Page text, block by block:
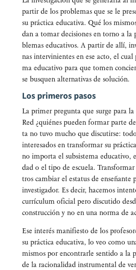
par­tir de los pro­ble­mas que se le
su prác­ti­ca edu­ca­ti­va. Qué los
dan a tomar deci­sio­nes en torno a
ble­mas edu­ca­ti­vos. A par­tir de allí,
nas inter­vi­nien­tes en ese acto, el
ma edu­ca­ti­vo para que tomen
se bus­quen alter­na­ti­vas de solución.
Los primeros pasos
La pri­mer pre­gun­ta que sur­ge para
Red ¿quié­nes pue­den for­mar par­te
ta no tuvo mucho que dis­cu­tir­se:
intere­sa­dos en trans­for­mar su
no impor­ta el sub­sis­te­ma
dad o el tipo de escue­la.
tros cam­biar el esta­tus de ense­ñan­te
inves­ti­ga­dor. Es decir, hace­mos
currí­cu­lum ofi­cial pero dis­cu­ti­do
cons­truc­ción y no en una nor­ma de
Ese inte­rés mani­fies­to de los
su prác­ti­ca edu­ca­ti­va, lo veo como
mis­mos por encon­trar­le sen­ti­do a la
de la racio­na­li­dad ins­tru­men­tal de